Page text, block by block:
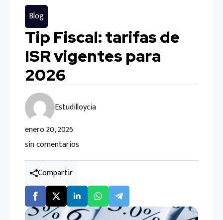
Blog
Tip Fiscal: tarifas de
ISR vigentes para
2026
Estudilloycia
enero 20, 2026
sin comentarios
Compartir